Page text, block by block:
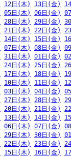
12日(木) 13日(金)
05日(木) 06日(金)
28日(木) 29日(金)
21日(木) 22日(金)
14日(木) 15日(金)
07日(木) 08日(金)
31日(木) 01日(金)
24日(木) 25日(金)
17日(木) 18日(金)
10日(木) 11日(金)
03日(木) 04日(金)
27日(木) 28日(金)
20日(木) 21日(金)
13日(木) 14日(金)
06日(木) 07日(金)
29日(木) 30日(金)
22日(木) 23日(金)
15日(木) 16日(金)